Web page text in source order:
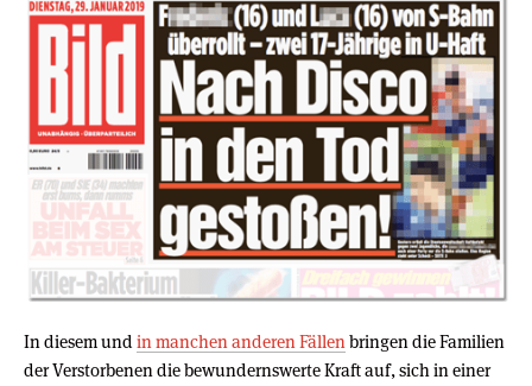
In diesem undin manchen anderen Fällenbringen die Familien
der Verstorbenen die bewundernswerte Kraft auf, sich in einer